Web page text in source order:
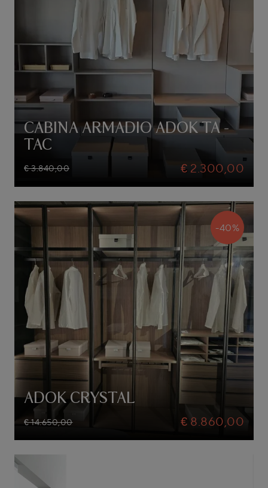
CABINA ARMADIO ADOK TA -
TAC
€ 3.840,00 € 2.300,00
-40%
ADOK CRYSTAL
€ 14.650,00 € 8.860,00